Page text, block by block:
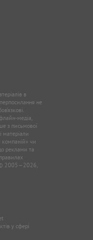
в
не
медіа,
з письмової
матеріали
компаній» чи
реклами та
© 2005—2026,
у сфері